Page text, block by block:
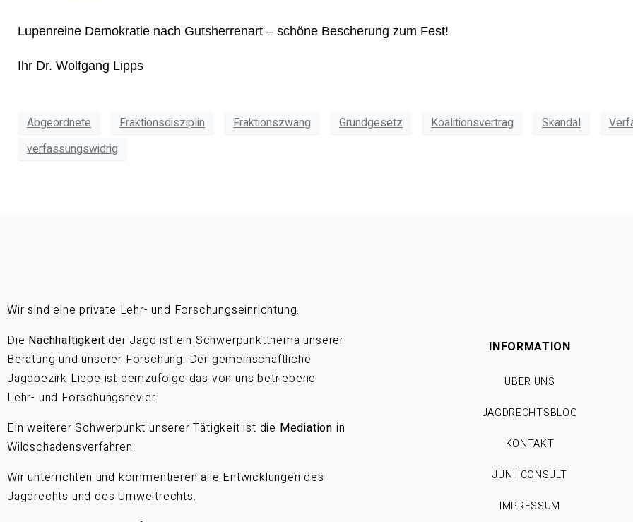
Lupenreine Demokratie nach Gutsherrenart – schöne Bescherung zum Fest!
Ihr Dr. Wolfgang Lipps
Abgeordnete Fraktionsdisziplin Fraktionszwang Grundgesetz Koalitionsvertrag Skandal
verfassungswidrig
Wir sind eine private Lehr- und Forschungseinrichtung.
Die Nachhaltigkeit der Jagd ist ein Schwerpunktthema unserer
Beratung und unserer Forschung. Der gemeinschaftliche
Jagdbezirk Liepe ist demzufolge das von uns betriebene
Lehr- und Forschungsrevier.
Ein weiterer Schwerpunkt unserer Tätigkeit ist die Mediation in
Wildschadensverfahren.
Wir unterrichten und kommentieren alle Entwicklungen des
Jagdrechts und des Umweltrechts.
INFORMATION
ÜBER UNS
JAGDRECHTSBLOG
KONTAKT
JUN.I CONSULT
IMPRESSUM